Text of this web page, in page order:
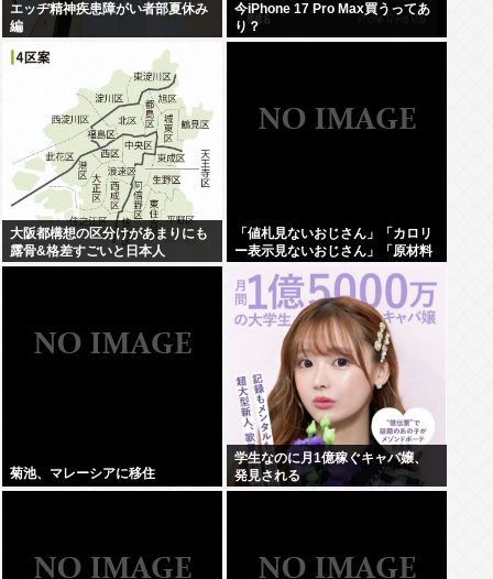
エッヂ精神疾患障がい者部夏休み
編
今iPhone 17 Pro Max買うってあ
り？
大阪都構想の区分けがあまりにも
露骨&格差すごいと日本人
「値札見ないおじさん」「カロリ
ー表示見ないおじさん」「原材料
違うよな？
菊池、マレーシアに移住
学生なのに月1億稼ぐキャバ嬢、
発見される